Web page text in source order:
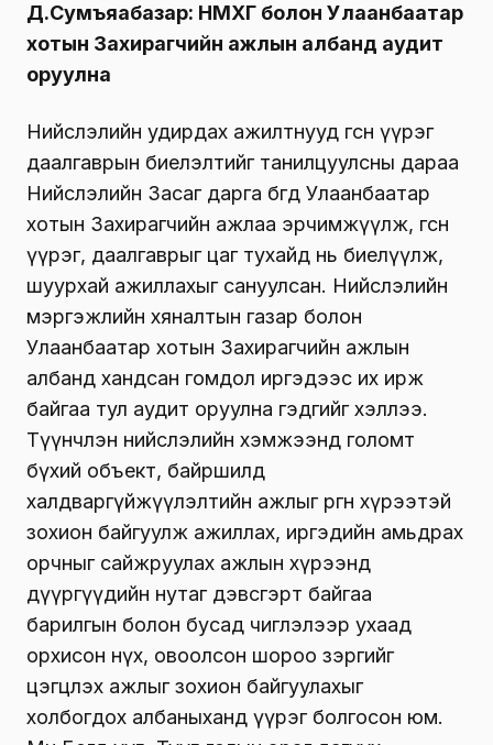
Д.Сумъяабазар: НМХГ болон Улаанбаатар
хотын Захирагчийн ажлын албанд аудит
оруулна
Нийслэлийн удирдах ажилтнууд өгсөн үүрэг
даалгаврын биелэлтийг танилцуулсны дараа
Нийслэлийн Засаг дарга бөгөөд Улаанбаатар
хотын Захирагчийн ажлаа эрчимжүүлж, өгсөн
үүрэг, даалгаврыг цаг тухайд нь биелүүлж,
шуурхай ажиллахыг сануулсан. Нийслэлийн
мэргэжлийн хяналтын газар болон
Улаанбаатар хотын Захирагчийн ажлын
албанд хандсан гомдол иргэдээс их ирж
байгаа тул аудит оруулна гэдгийг хэллээ.
Түүнчлэн нийслэлийн хэмжээнд голомт
бүхий объект, байршилд
халдваргүйжүүлэлтийн ажлыг өргөн хүрээтэй
зохион байгуулж ажиллах, иргэдийн амьдрах
орчныг сайжруулах ажлын хүрээнд
дүүргүүдийн нутаг дэвсгэрт байгаа
барилгын болон бусад чиглэлээр ухаад
орхисон нүх, овоолсон шороо зэргийг
цэгцлэх ажлыг зохион байгуулахыг
холбогдох албаныханд үүрэг болгосон юм.